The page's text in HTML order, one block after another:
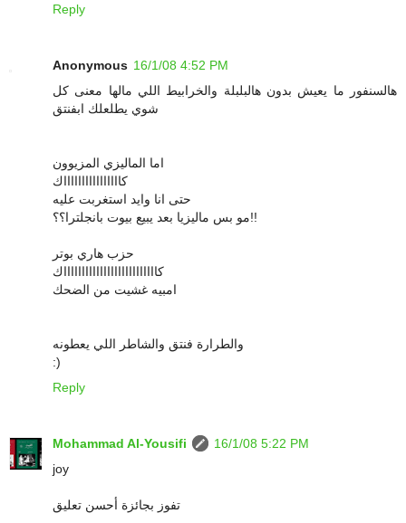
Reply
Anonymous 16/1/08 4:52 PM
هالسنفور ما يعيش بدون هالبلبلة والخرابيط اللي مالها معنى كل
شوي يطلعلك ابفنتق
اما الماليزي المزيوون
كااااااااااااااااك
حتى انا وايد استغربت عليه
مو بس ماليزيا بعد يبيع بيوت بانجلترا؟؟!!
حزب هاري بوتر
كااااااااااااااااااااااااااك
امبيه غشيت من الضحك
والطرارة فنتق والشاطر اللي يعطونه
:)
Reply
Mohammad Al-Yousifi
16/1/08 5:22 PM
joy
تفوز بجائزة أحسن تعليق